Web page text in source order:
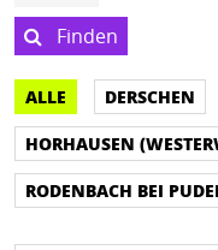
Finden
ALLE DERSCHEN
HORHAUSEN
RODENBACH BEI